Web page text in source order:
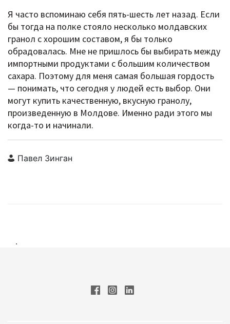
Я часто вспоминаю себя пять-шесть лет назад. Если
бы тогда на полке стояло несколько молдавских
гранол с хорошим составом, я бы только
обрадовалась. Мне не пришлось бы выбирать между
импортными продуктами с большим количеством
сахара. Поэтому для меня самая большая гордость
— понимать, что сегодня у людей есть выбор. Они
могут купить качественную, вкусную гранолу,
произведенную в Молдове. Именно ради этого мы
когда-то и начинали.
Павел Зинган
.